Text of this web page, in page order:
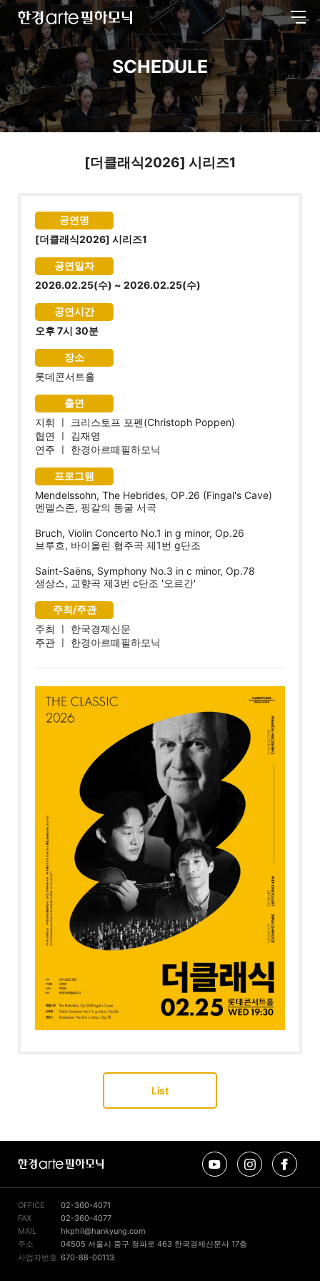
한
경
arte
하
모
닉
전
체
메
SCHEDULE
[더클래식2026] 시리즈1
공연명
[더클래식2026] 시리즈1
공연일자
2026.02.25(수) ~ 2026.02.25(수)
공연시간
오후 7시 30분
장소
롯데콘서트홀
출연
지휘 ㅣ 크리스토프 포펜(Christoph Poppen)
협연 ㅣ 김재영
연주 ㅣ 한경아르떼필하모닉
프로그램
Mendelssohn, The Hebrides, OP.26 (Fingal's Cave)
멘델스존, 핑갈의 동굴 서곡
Bruch, Violin Concerto No.1 in g minor, Op.26
브루흐, 바이올린 협주곡 제1번 g단조
Saint-Saëns, Symphony No.3 in c minor, Op.78
생상스, 교향곡 제3번 c단조 '오르간'
주최/주관
주최 ㅣ 한국경제신문
주관 ㅣ 한경아르떼필하모닉
List
한
arte
필
하
모
닉
유
튜
인
스
그
페
이
북
OFFICE
02-360-4071
FAX
02-360-4077
MAIL
hkphil@hankyung.com
주소
04505 서울시 중구 청파로 463 한국경제신문사 17층
사업자번호 670-88-00113